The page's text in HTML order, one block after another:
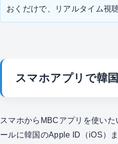
おくだけで、リアルタイム視
スマホアプリで韓
スマホからMBCアプリを使い
ールに韓国のApple ID（iOS）